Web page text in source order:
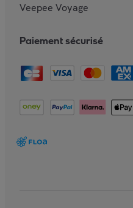
Veepee Voyage
Paiement sécurisé